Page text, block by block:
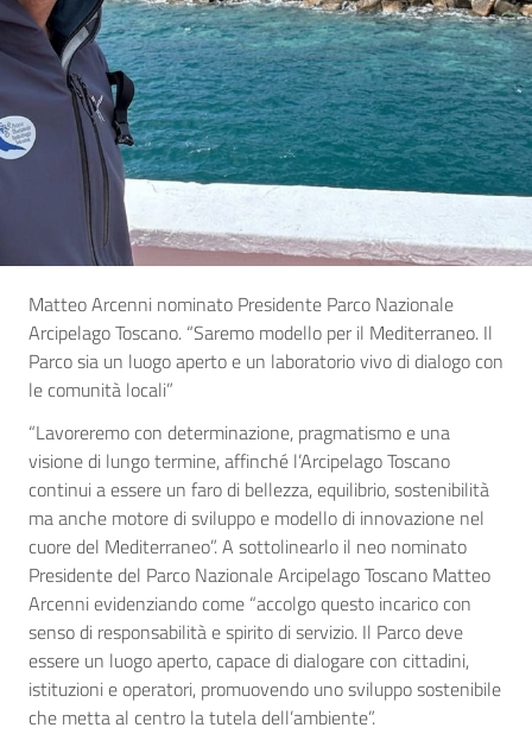
Matteo Arcenni nominato Presidente Parco Nazionale
Arcipelago Toscano. “Saremo modello per il Mediterraneo. Il
Parco sia un luogo aperto e un laboratorio vivo di dialogo con
le comunità locali”
“Lavoreremo con determinazione, pragmatismo e una
visione di lungo termine, affinché l’Arcipelago Toscano
continui a essere un faro di bellezza, equilibrio, sostenibilità
ma anche motore di sviluppo e modello di innovazione nel
cuore del Mediterraneo”. A sottolinearlo il neo nominato
Presidente del Parco Nazionale Arcipelago Toscano Matteo
Arcenni evidenziando come “accolgo questo incarico con
senso di responsabilità e spirito di servizio. Il Parco deve
essere un luogo aperto, capace di dialogare con cittadini,
istituzioni e operatori, promuovendo uno sviluppo sostenibile
che metta al centro la tutela dell’ambiente”.